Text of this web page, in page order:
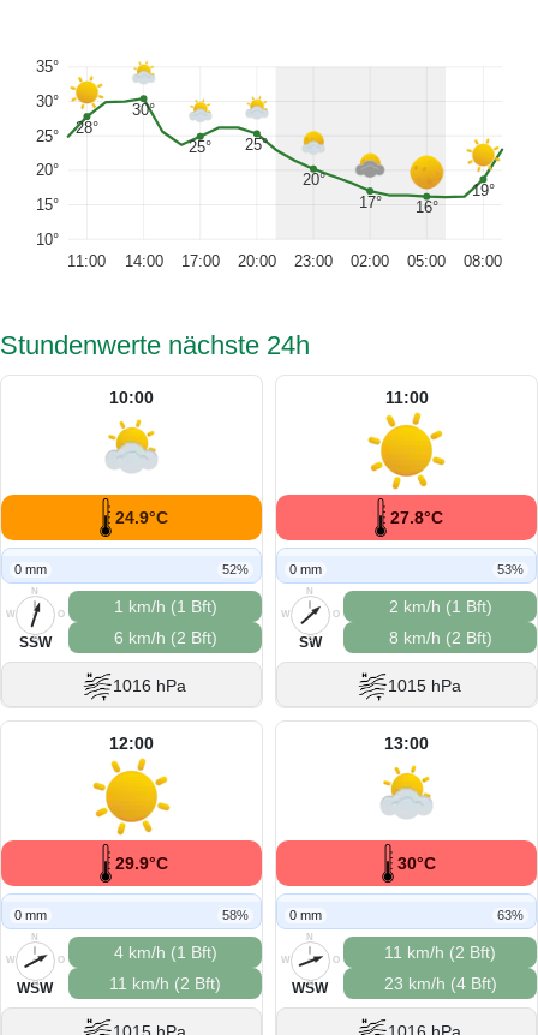
10°
15°
20°
25°
30°
35°
28°
30°
25° 25°
20°
17° 16°
19°
11:00 14:00 17:00 20:00 23:00 02:00 05:00 08:00
Stundenwerte nächste 24h
10:00
24.9°C
0 mm 52%
N
O
S
W
SSW
1 km/h (1 Bft)
6 km/h (2 Bft)
1016 hPa
11:00
27.8°C
0 mm 53%
N
O
S
W
SW
2 km/h (1 Bft)
8 km/h (2 Bft)
1015 hPa
12:00
29.9°C
0 mm 58%
N
O
S
W
WSW
4 km/h (1 Bft)
11 km/h (2 Bft)
13:00
30°C
0 mm 63%
N
O
S
W
WSW
11 km/h (2 Bft)
23 km/h (4 Bft)